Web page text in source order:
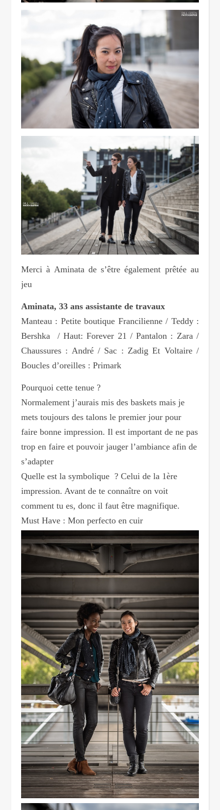
Merci à Aminata de s’être également prêtée au
jeu
Aminata, 33 ans assistante de travaux
Manteau : Petite boutique Francilienne / Teddy :
Bershka / Haut: Forever 21 / Pantalon : Zara /
Chaussures : André / Sac : Zadig Et Voltaire /
Boucles d’oreilles : Primark
Pourquoi cette tenue ?
Normalement j’aurais mis des baskets mais je
mets toujours des talons le premier jour pour
faire bonne impression. Il est important de ne pas
trop en faire et pouvoir jauger l’ambiance afin de
s’adapter
Quelle est la symbolique ? Celui de la 1ère
impression. Avant de te connaître on voit
comment tu es, donc il faut être magnifique.
Must Have : Mon perfecto en cuir